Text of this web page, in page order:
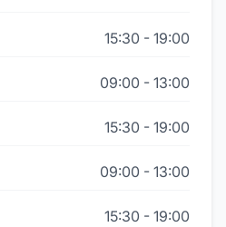
15:30 - 19:00
09:00 - 13:00
15:30 - 19:00
09:00 - 13:00
15:30 - 19:00